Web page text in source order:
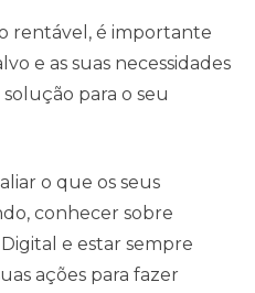
rentável, é importante
e as suas necessidades
para o seu
o que os seus
conhecer sobre
e estar sempre
ações para fazer